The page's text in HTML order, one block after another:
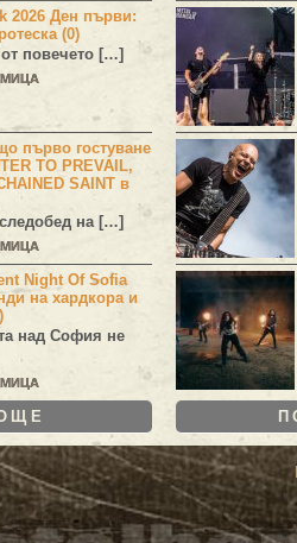
2026 Ден първи:
(0)
повечето […]
първо гостуване
TO PREVAIL,
SAINT в
на […]
Night Of Sofia
на хардкора и
над София не